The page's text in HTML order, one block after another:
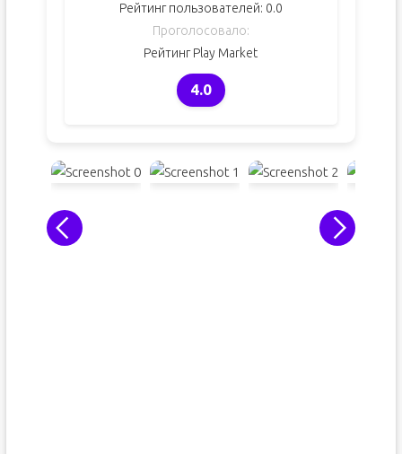
Рейтинг пользователей: 0.0
Проголосовало:
Рейтинг Play Market
4.0